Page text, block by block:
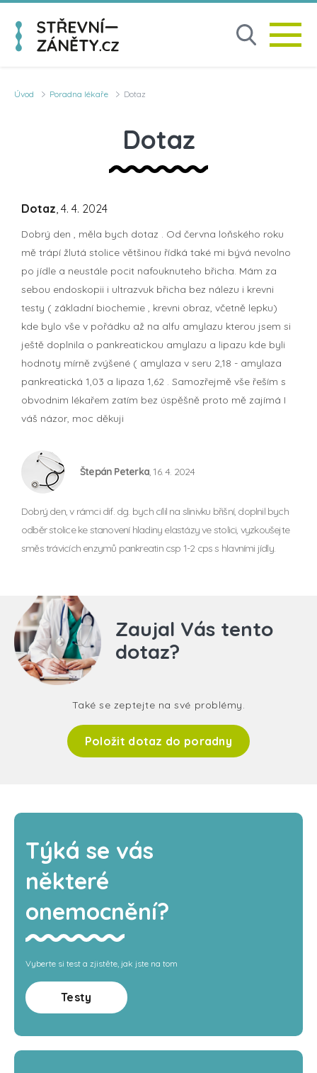
Úvod Poradna lékaře Dotaz
Dotaz
Dotaz, 4. 4. 2024
Dobrý den , měla bych dotaz . Od června loňského roku
mě trápí žlutá stolice většinou řídká také mi bývá nevolno
po jídle a neustále pocit nafouknuteho břicha. Mám za
sebou endoskopii i ultrazvuk břicha bez nálezu i krevni
testy ( základní biochemie , krevni obraz, včetně lepku)
kde bylo vše v pořádku až na alfu amylazu kterou jsem si
ještě doplnila o pankreatickou amylazu a lipazu kde byli
hodnoty mírně zvýšené ( amylaza v seru 2,18 - amylaza
pankreatická 1,03 a lipaza 1,62 . Samozřejmě vše řeším s
obvodnim lékařem zatím bez úspěšně proto mě zajímá I
váš názor, moc děkuji
Štepán Peterka, 16. 4. 2024
Dobrý den, v rámci dif. dg. bych cílil na slinivku břišní, doplnil bych
odběr stolice ke stanovení hladiny elastázy ve stolici, vyzkoušejte
směs trávicích enzymů pankreatin csp 1-2 cps s hlavními jídly.
Zaujal Vás tento
dotaz?
Také se zeptejte na své problémy.
Položit dotaz do poradny
Týká se vás
některé
onemocnění?
Vyberte si test a zjistěte, jak jste na tom
Testy